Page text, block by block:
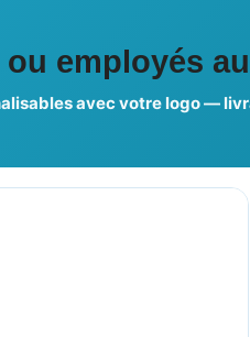
employés
avec votre logo —
et nos offres spéciales
Pourquoi nous choisir